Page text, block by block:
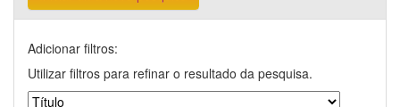
Adicionar filtros:
Utilizar filtros para refinar o resultado da pesquisa.